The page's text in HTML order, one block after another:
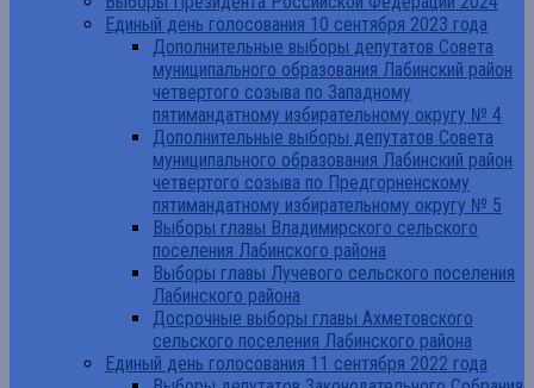
Единый день голосования 10 сентября 2023 года
Дополнительные выборы депутатов Совета
муниципального образования Лабинский район
четвертого созыва по Западному
пятимандатному избирательному округу № 4
Дополнительные выборы депутатов Совета
муниципального образования Лабинский район
четвертого созыва по Предгорненскому
пятимандатному избирательному округу № 5
Выборы главы Владимирского сельского
поселения Лабинского района
Выборы главы Лучевого сельского поселения
Лабинского района
Досрочные выборы главы Ахметовского
сельского поселения Лабинского района
Единый день голосования 11 сентября 2022 года